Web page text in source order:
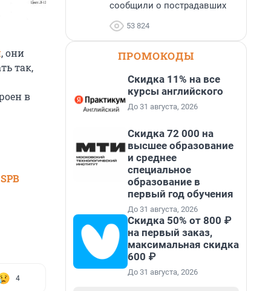
, они
так,
в
4
сообщили о пострадавших
53 824
ПРОМОКОДЫ
Скидка 11% на все
курсы английского
До 31 августа, 2026
Скидка 72 000 на
высшее образование
и среднее
специальное
образование в
первый год обучения
До 31 августа, 2026
Скидка 50% от 800 ₽
на первый заказ,
максимальная скидка
600 ₽
До 31 августа, 2026